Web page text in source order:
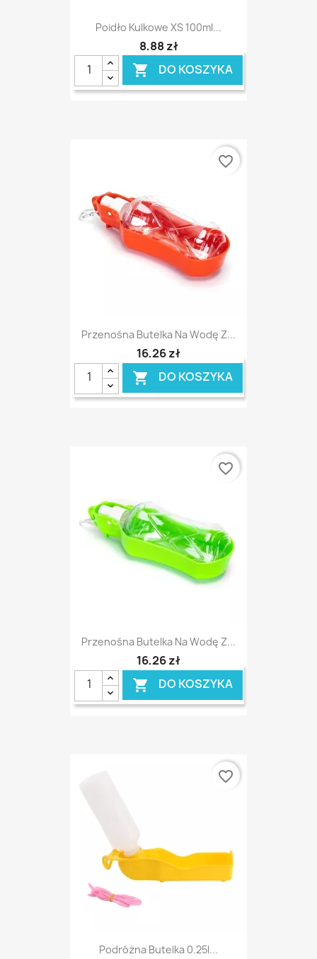
Poidło Kulkowe XS 100ml...
8,88 zł
 DO KOSZYKA
Przenośna Butelka Na Wodę Z...
16,26 zł
 DO KOSZYKA
favorite_border
Przenośna Butelka Na Wodę Z...
16,26 zł
 DO KOSZYKA
favorite_border
Podróżna Butelka 0.25l...
favorite_border